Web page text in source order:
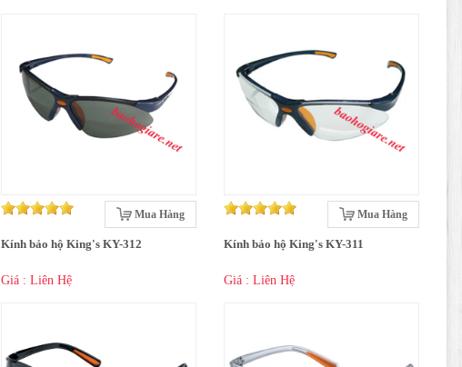
Mua Hàng
Kính bảo hộ King's KY-312
Giá : Liên Hệ
Mua Hàng
Kính bảo hộ King's KY-311
Giá : Liên Hệ